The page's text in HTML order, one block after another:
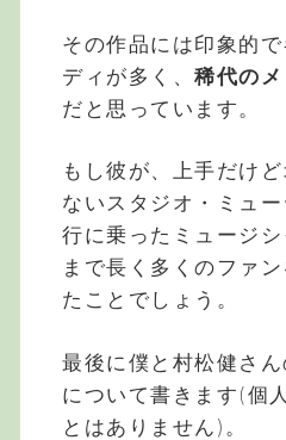
その作品には印象的
ディが多く、 稀代の
だと思っています。
もし彼が、上手だけ
ないスタジオ・ミュ
行に乗ったミュージ
まで長く多くのファ
たことでしょう。
最後に僕と村松健さ
について書きます(個
とはありません)。